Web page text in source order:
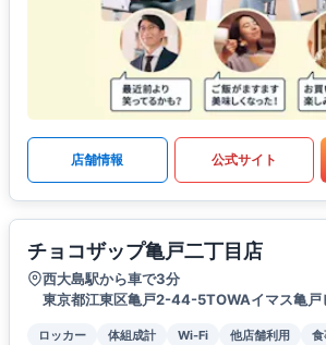
店舗情報 公式サイト
チョコザップ亀戸二丁目店
西大島駅から車で3分
東京都江東区亀戸2-44-5TOWAイマス亀戸
ロッカー 体組成計 Wi-Fi 他店舗利用